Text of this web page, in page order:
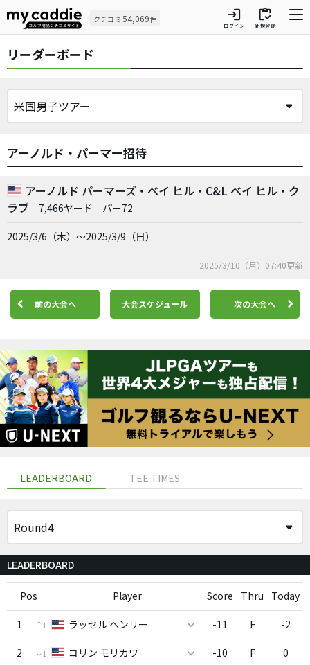
クチコミ 54,069件 login
ログイン
inventory
新規登録
リーダーボード
アーノルド・パーマー招待
アーノルド パーマーズ・ベイ ヒル・C&L ベイ ヒル・ク
ラブ
7,466ヤード パー72
2025/3/6（木）～2025/3/9（日）
2025/3/10（月）07:40更新
前の大会へ 大会スケジュール 次の大会へ
LEADERBOARD TEE TIMES
LEADERBOARD
Pos Player Score Thru Today
1 1 ラッセル ヘンリー -11 F -2
2 1 コリン モリカワ -10 F 0